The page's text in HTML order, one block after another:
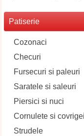
Patiserie
Cozonaci
Checuri
Fursecuri si paleuri
Saratele si saleuri
Piersici si nuci
Cornulete si covrigei
Strudele